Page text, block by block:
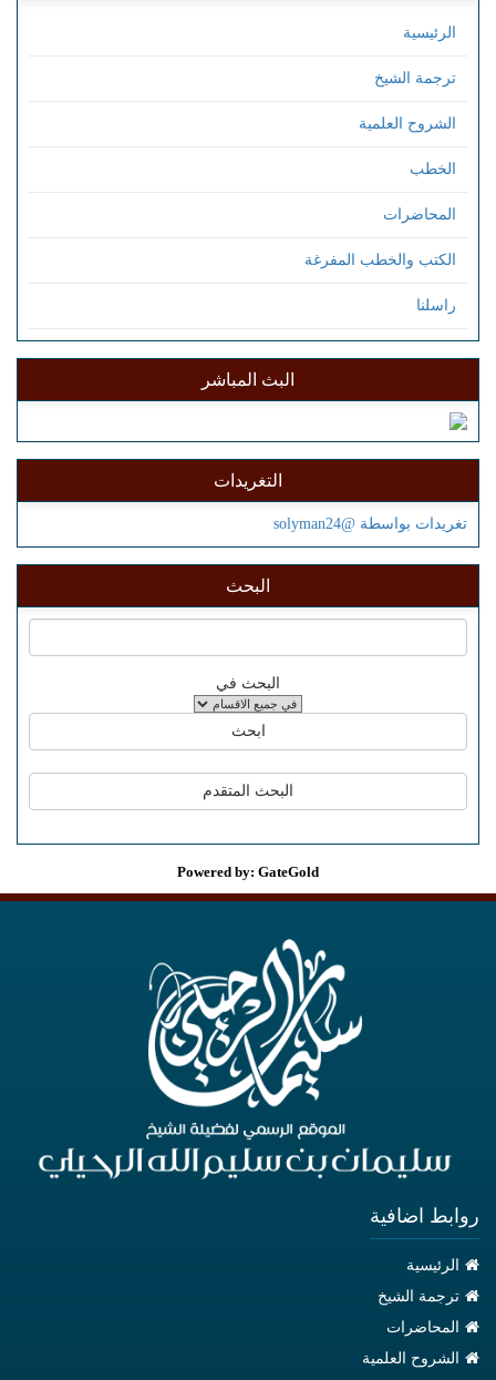
الرئيسية
ترجمة الشيخ
الشروح العلمية
الخطب
المحاضرات
الكتب والخطب المفرغة
راسلنا
البث المباشر
التغريدات
تغريدات بواسطة @solyman24
البحث
البحث في
Powered by: GateGold
روابط اضافية
الرئيسية
ترجمة الشيخ
المحاضرات
الشروح العلمية